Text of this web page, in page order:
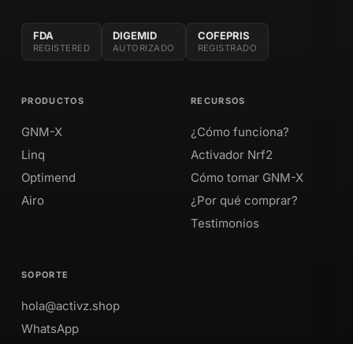
FDA
REGISTERED
DIGEMID
AUTORIZADO
COFEPRIS
REGISTRADO
PRODUCTOS
GNM-X
Linq
Optimend
Airo
RECURSOS
¿Cómo funciona?
Activador Nrf2
Cómo tomar GNM-X
¿Por qué comprar?
Testimonios
SOPORTE
hola@activz.shop
WhatsApp